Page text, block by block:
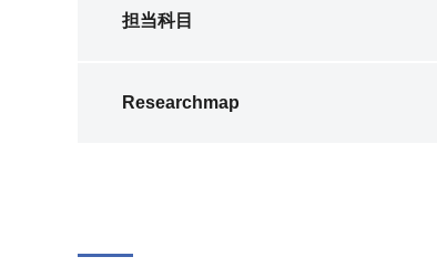
担当科目
Researchmap